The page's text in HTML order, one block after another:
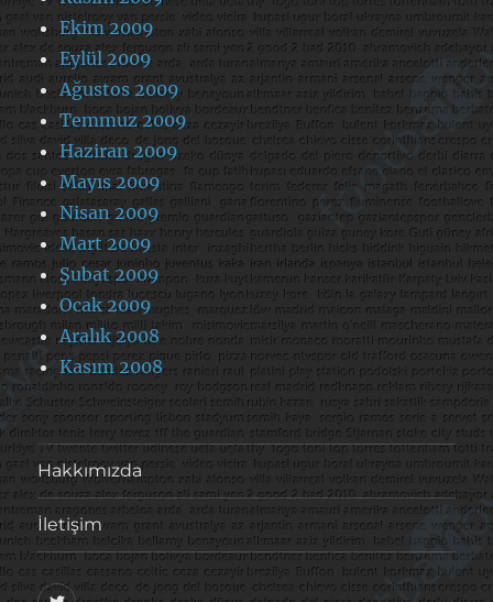
Ekim 2009
Eylül 2009
Ağustos 2009
Temmuz 2009
Haziran 2009
Mayıs 2009
Nisan 2009
Mart 2009
Şubat 2009
Ocak 2009
Aralık 2008
Kasım 2008
Hakkımızda
İletişim